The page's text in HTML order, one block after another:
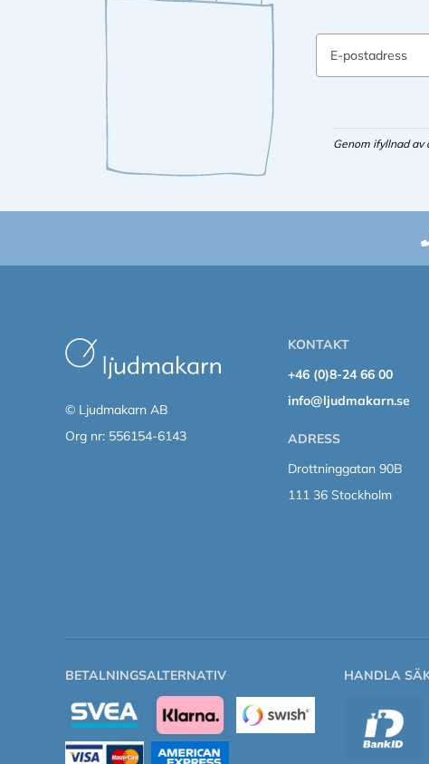
E-postadress
Genom ifyllnad
© Ljudmakarn AB
Org nr: 556154-6143
KONTAKT
+46 (0)8-24 66 00
info@ljudmakarn.se
ADRESS
Drottninggatan 90B
111 36 Stockholm
BETALNINGSALTERNATIV HANDLA